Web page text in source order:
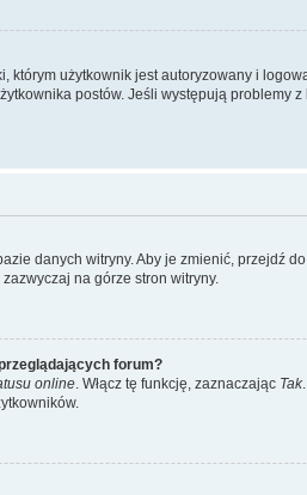
użytkownik jest autoryzowany i
postów. Jeśli występują problemy
danych witryny. Aby je zmienić, przejdź
na górze stron witryny.
forum?
online. Włącz tę funkcję, zaznaczając Tak